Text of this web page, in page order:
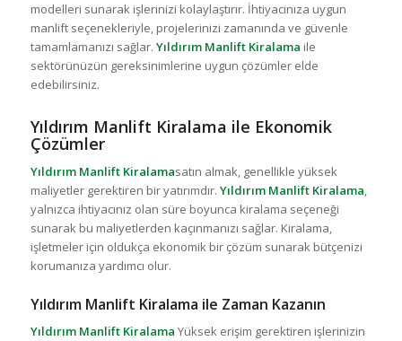
modelleri sunarak işlerinizi kolaylaştırır. İhtiyacınıza uygun
manlift seçenekleriyle, projelerinizi zamanında ve güvenle
tamamlamanızı sağlar. Yıldırım Manlift Kiralama ile
sektörünüzün gereksinimlerine uygun çözümler elde
edebilirsiniz.
Yıldırım Manlift Kiralama ile Ekonomik
Çözümler
Yıldırım Manlift Kiralamasatın almak, genellikle yüksek
maliyetler gerektiren bir yatırımdır. Yıldırım Manlift Kiralama,
yalnızca ihtiyacınız olan süre boyunca kiralama seçeneği
sunarak bu maliyetlerden kaçınmanızı sağlar. Kiralama,
işletmeler için oldukça ekonomik bir çözüm sunarak bütçenizi
korumanıza yardımcı olur.
Yıldırım Manlift Kiralama ile Zaman Kazanın
Yıldırım Manlift Kiralama Yüksek erişim gerektiren işlerinizin